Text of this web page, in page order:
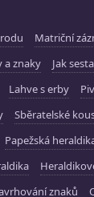
Matriční
a znaky Jak
Lahve s erby
Sběratelské
Papežská
znaků